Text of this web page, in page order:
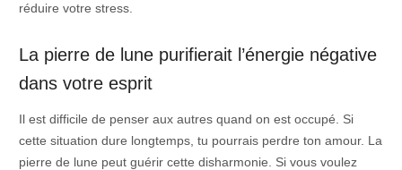
réduire votre stress.
La pierre de lune purifierait l’énergie négative
dans votre esprit
Il est difficile de penser aux autres quand on est occupé. Si
cette situation dure longtemps, tu pourrais perdre ton amour. La
pierre de lune peut guérir cette disharmonie. Si vous voulez